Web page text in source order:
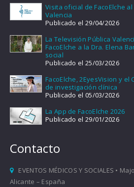
Visita oficial de FacoElche
Valencia
Publicado el 29/04/2026
La Televisión Pública
FacoElche a la Dra. Elena
social
Publicado el 25/03/2026
FacoElche, 2EyesVision y el
de investigación clínica
Publicado el 05/03/2026
La App de FacoElche 2026
Publicado el 29/01/2026
Contacto
EVENTOS MÉDICOS Y SOCIALES •
Alicante – España